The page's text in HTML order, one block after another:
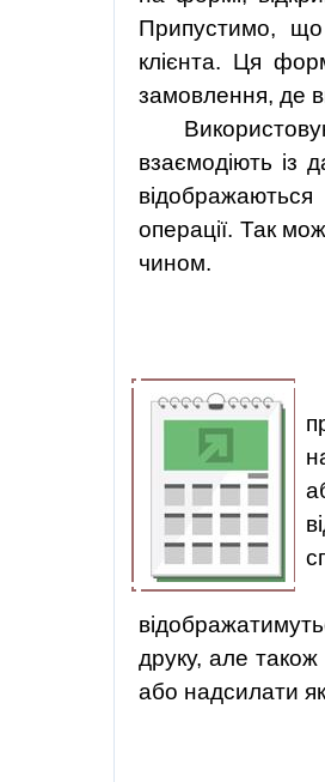
Припустимо,
клієнта. Ця
замовлення, де
взаємодіють із
операції. Так
чином.
друку, але
або надсилати